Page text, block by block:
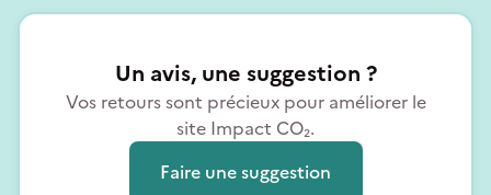
Un avis, une suggestion ?
Vos retours sont précieux pour améliorer le
site Impact CO₂.
Faire une suggestion